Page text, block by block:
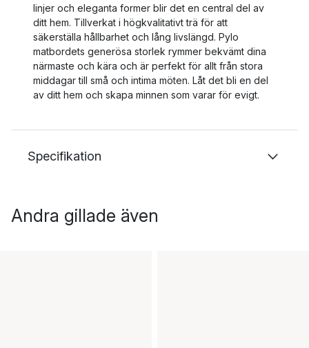
linjer och eleganta former blir det en central del av
ditt hem. Tillverkat i högkvalitativt trä för att
säkerställa hållbarhet och lång livslängd. Pylo
matbordets generösa storlek rymmer bekvämt dina
närmaste och kära och är perfekt för allt från stora
middagar till små och intima möten. Låt det bli en del
av ditt hem och skapa minnen som varar för evigt.
Specifikation
Andra gillade även